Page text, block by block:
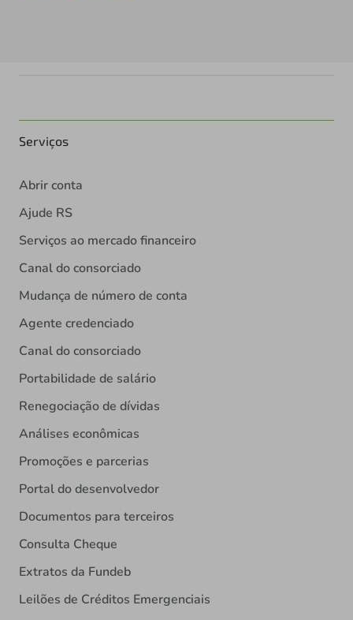
Serviços
Abrir conta
Ajude RS
Serviços ao mercado financeiro
Canal do consorciado
Mudança de número de conta
Agente credenciado
Canal do consorciado
Portabilidade de salário
Renegociação de dívidas
Análises econômicas
Promoções e parcerias
Portal do desenvolvedor
Documentos para terceiros
Consulta Cheque
Extratos da Fundeb
Leilões de Créditos Emergenciais